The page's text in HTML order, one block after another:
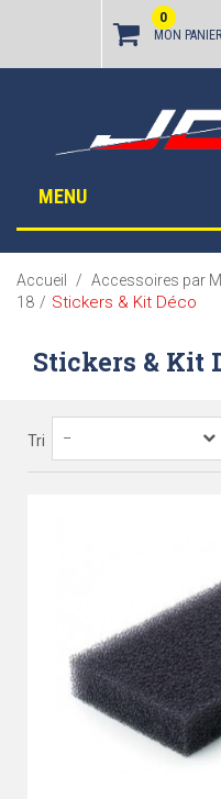
MON PANIER
0
MENU
Accueil / Accessoires par
18 / Stickers & Kit Déco
Stickers & Kit
Tri --